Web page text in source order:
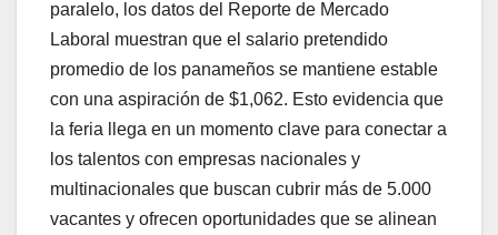
paralelo, los datos del Reporte de Mercado
Laboral muestran que el salario pretendido
promedio de los panameños se mantiene estable
con una aspiración de $1,062. Esto evidencia que
la feria llega en un momento clave para conectar a
los talentos con empresas nacionales y
multinacionales que buscan cubrir más de 5.000
vacantes y ofrecen oportunidades que se alinean